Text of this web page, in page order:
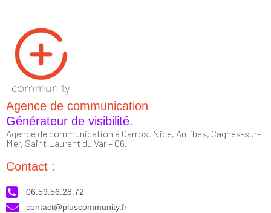
Agence de communication
Générateur de visibilité.
Agence de communication à Carros, Nice, Antibes, Cagnes-sur-
Mer, Saint Laurent du Var – 06.
Contact :
06.59.56.28.72
contact@pluscommunity.fr